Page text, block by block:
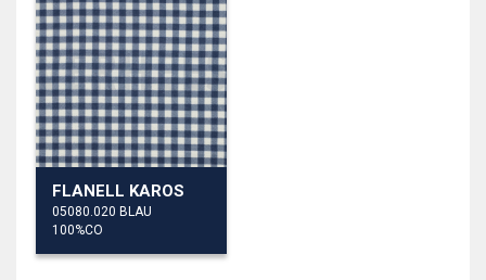
FLANELL KAROS
05080.020 BLAU
100%CO